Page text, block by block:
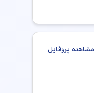
مشاهده پروفایل